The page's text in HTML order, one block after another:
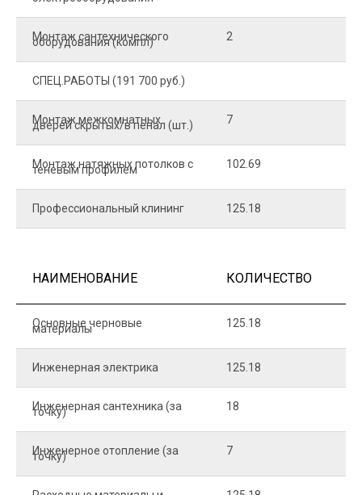
Монтаж сантехнического
оборудования (компл) 2
СПЕЦ.РАБОТЫ (191 700 руб.)
Монтаж межкомнатных
дверей скрытых/в пенал (шт.) 7
Монтаж натяжных потолков с
теневым профилем 102.69
Профессиональный клининг 125.18
НАИМЕНОВАНИЕ КОЛИЧЕСТВО
Основные черновые
материалы 125.18
Инженерная электрика 125.18
Инженерная сантехника (за
точку) 18
Инженерное отопление (за
точку) 7